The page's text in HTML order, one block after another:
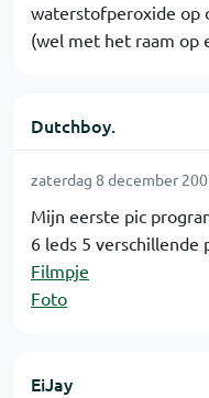
waterstofperoxide op
(wel met het raam op
Dutchboy.
zaterdag 8 december
Mijn eerste pic
6 leds 5 verschillende
Filmpje
Foto
EiJay